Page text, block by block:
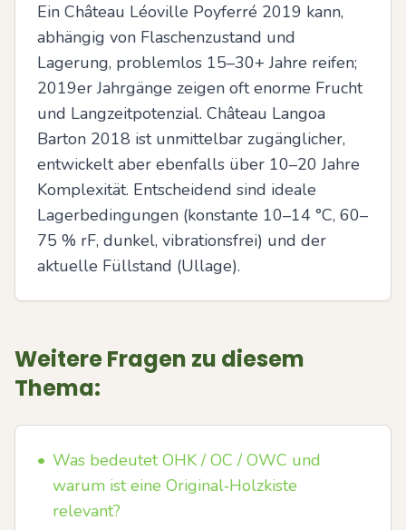
Ein Château Léoville Poyferré 2019 kann,
abhängig von Flaschenzustand und
Lagerung, problemlos 15–30+ Jahre reifen;
2019er Jahrgänge zeigen oft enorme Frucht
und Langzeitpotenzial. Château Langoa
Barton 2018 ist unmittelbar zugänglicher,
entwickelt aber ebenfalls über 10–20 Jahre
Komplexität. Entscheidend sind ideale
Lagerbedingungen (konstante 10–14 °C, 60–
75 % rF, dunkel, vibrationsfrei) und der
aktuelle Füllstand (Ullage).
Weitere Fragen zu diesem
Thema:
• Was bedeutet OHK / OC / OWC und
warum ist eine Original‑Holzkiste
relevant?